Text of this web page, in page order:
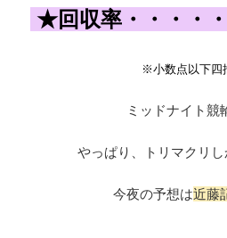
★回収率・・・・
※小数点以下四
ミッドナイト競
やっぱり、トリマクリ
今夜の予想は近藤